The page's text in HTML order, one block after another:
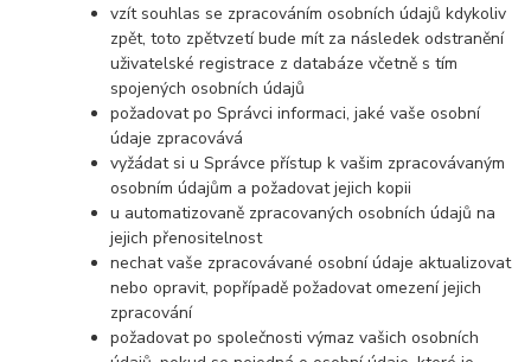
vzít souhlas se zpracováním osobních údajů kdykoliv
zpět, toto zpětvzetí bude mít za následek odstranění
uživatelské registrace z databáze včetně s tím
spojených osobních údajů
požadovat po Správci informaci, jaké vaše osobní
údaje zpracovává
vyžádat si u Správce přístup k vašim zpracovávaným
osobním údajům a požadovat jejich kopii
u automatizovaně zpracovaných osobních údajů na
jejich přenositelnost
nechat vaše zpracovávané osobní údaje aktualizovat
nebo opravit, popřípadě požadovat omezení jejich
zpracování
požadovat po společnosti výmaz vašich osobních